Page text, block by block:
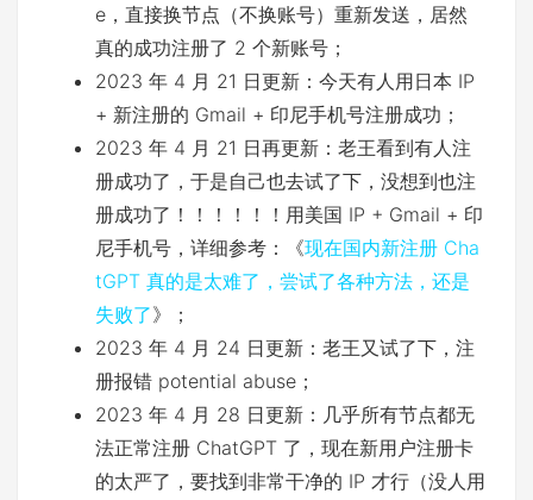
e，直接换节点（不换账号）重新发送，居然
真的成功注册了 2 个新账号；
2023 年 4 月 21 日更新：今天有人用日本 IP
+ 新注册的 Gmail + 印尼手机号注册成功；
2023 年 4 月 21 日再更新：老王看到有人注
册成功了，于是自己也去试了下，没想到也注
册成功了！！！！！！用美国 IP + Gmail + 印
尼手机号，详细参考：《现在国内新注册 Cha
tGPT 真的是太难了，尝试了各种方法，还是
失败了》；
2023 年 4 月 24 日更新：老王又试了下，注
册报错 potential abuse；
2023 年 4 月 28 日更新：几乎所有节点都无
法正常注册 ChatGPT 了，现在新用户注册卡
的太严了，要找到非常干净的 IP 才行（没人用